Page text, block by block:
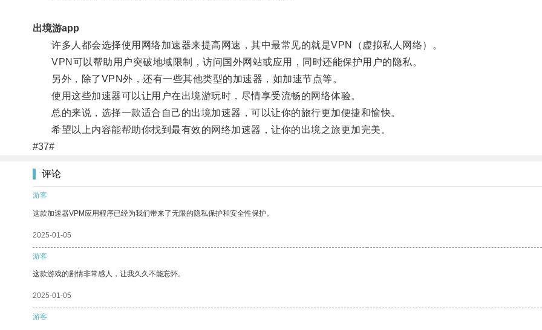
出境游app
许多人都会选择使用网络加速器来提高网速，其中最常见的就是VPN（虚拟私人网络）。
VPN可以帮助用户突破地域限制，访问国外网站或应用，同时还能保护用户的隐私。
另外，除了VPN外，还有一些其他类型的加速器，如加速节点等。
使用这些加速器可以让用户在出境游玩时，尽情享受流畅的网络体验。
总的来说，选择一款适合自己的出境加速器，可以让你的旅行更加便捷和愉快。
希望以上内容能帮助你找到最有效的网络加速器，让你的出境之旅更加完美。
#37#
评论
游客
这款加速器VPM应用程序已经为我们带来了无限的隐私保护和安全性保护。
2025-01-05
游客
这款游戏的剧情非常感人，让我久久不能忘怀。
2025-01-05
游客